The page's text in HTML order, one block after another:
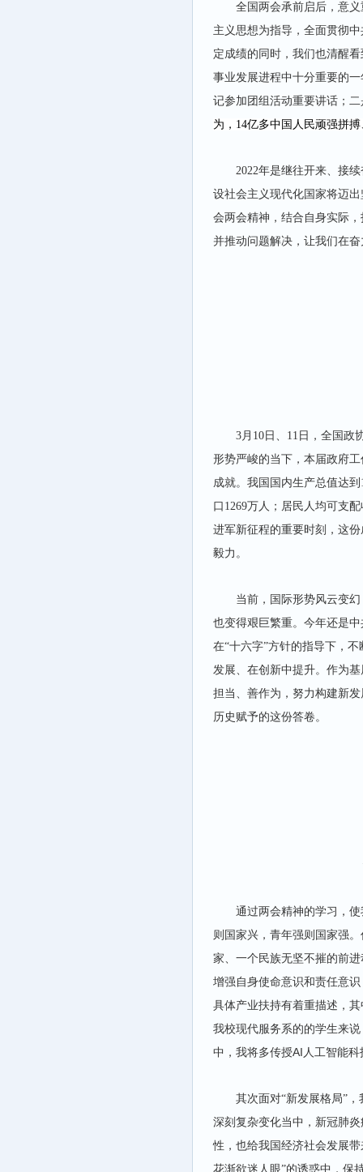
全国两会承前启后，意义
主义思想为指导，全面贯彻
定成绩的同时，我们也清醒
事业发展进程中十分重要的
记参加团组活动重要讲话；
为，14亿多中国人民顽强拼
2022年是继往开来、接
设社会主义现代化国家将迈
会两会精神，结合自身实际
并推动问题解决，让我们在
3月10日、11日，全国政
形势严峻的当下，本届政府
成就。我国国内生产总值达
口1269万人；居民人均可支
进军新征程的重要时刻，这
毅力。
当前，国际形势风云变
也变得艰巨繁重。今年还是
在“十六字”方针的指导下，
发展、在创新中提升。作为
担当、善作为，努力构建新
历史赋予的这份答卷。
通过两会精神的学习，
则国家兴，青年强则国家强
家、一个民族无坚不摧的前
增强自身使命意识和责任意
具体产业扶持有着重描述，其
我校现代服务系的的学生来
中，我将多传授AI 人工智能
其次面对“新发展格局”
深刻复杂变化当中，新冠肺
性，也给我国经济社会发展
花渐欲迷人眼”的诱惑中，保